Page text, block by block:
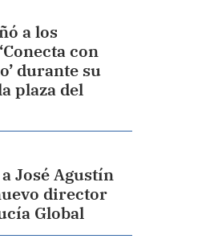
a los
con
durante su
plaza del
José Agustín
director
Global